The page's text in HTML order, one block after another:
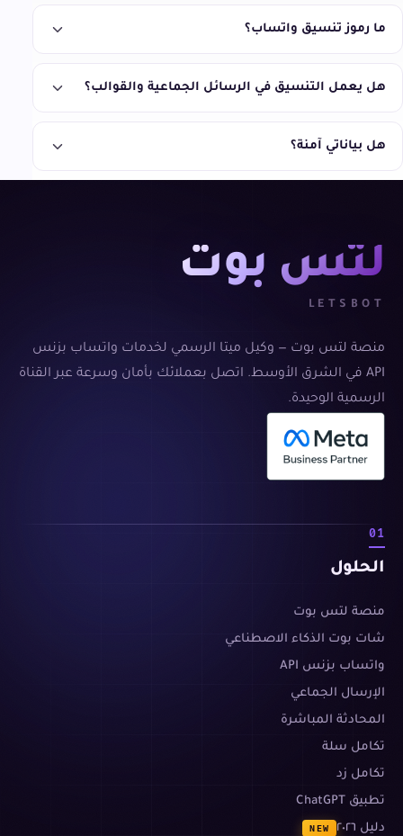
ما رموز تنسيق واتساب؟
هل يعمل التنسيق في الرسائل الجماعية والقوالب؟
هل بياناتي آمنة؟
لتس بوت
LETSBOT
منصة لتس بوت — وكيل ميتا الرسمي لخدمات واتساب بزنس
API في الشرق الأوسط. اتصل بعملائك بأمان وسرعة عبر القناة
الرسمية الوحيدة.
01
الحلول
منصة لتس بوت
شات بوت الذكاء الاصطناعي
واتساب بزنس API
الإرسال الجماعي
المحادثة المباشرة
تكامل سلة
تكامل زد
تطبيق ChatGPT
دليل ٢٠٢٦
NEW